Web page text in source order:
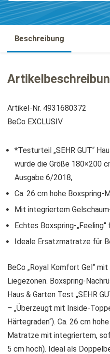
Beschreibung
Artikel-Nr. 4931680372
BeCo EXCLUSIV
*Testurteil „SEHR GUT“
wurde die Größe 180×200
Ausgabe 6/2018,
Ca. 26 cm hohe Boxspring-
Mit integriertem
Echtes Boxspring-
Ideale Ersatzmatratze für
BeCo „Royal Komfort Gel“
Liegezonen. Boxspring-
Haus & Garten Test „SEHR
– „Überzeugt mit Inside-
Härtegraden“). Ca. 26 cm
Matratze mit integriertem,
5 cm hoch). Ideal als